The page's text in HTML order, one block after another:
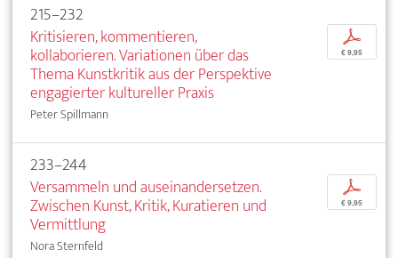
215–232
Kritisieren, kommentieren,
kollaborieren. Variationen über das
Thema Kunstkritik aus der Perspektive
engagierter kultureller Praxis
Peter Spillmann
p
€ 9,95
233–244
Versammeln und auseinandersetzen.
Zwischen Kunst, Kritik, Kuratieren und
Vermittlung
Nora Sternfeld
p
€ 9,95